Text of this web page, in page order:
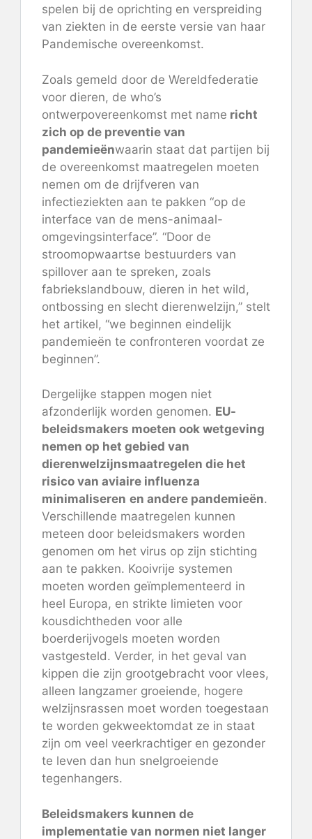
spelen bij de oprichting en verspreiding
van ziekten in de eerste versie van haar
Pandemische overeenkomst.
Zoals gemeld door de Wereldfederatie
voor dieren, de who’s
ontwerpovereenkomst met name richt
zich op de preventie van
pandemieënwaarin staat dat partijen bij
de overeenkomst maatregelen moeten
nemen om de drijfveren van
infectieziekten aan te pakken “op de
interface van de mens-animaal-
omgevingsinterface”. “Door de
stroomopwaartse bestuurders van
spillover aan te spreken, zoals
fabriekslandbouw, dieren in het wild,
ontbossing en slecht dierenwelzijn,” stelt
het artikel, “we beginnen eindelijk
pandemieën te confronteren voordat ze
beginnen”.
Dergelijke stappen mogen niet
afzonderlijk worden genomen. EU-
beleidsmakers moeten ook wetgeving
nemen op het gebied van
dierenwelzijnsmaatregelen die het
risico van aviaire influenza
minimaliseren en andere pandemieën.
Verschillende maatregelen kunnen
meteen door beleidsmakers worden
genomen om het virus op zijn stichting
aan te pakken. Kooivrije systemen
moeten worden geïmplementeerd in
heel Europa, en strikte limieten voor
kousdichtheden voor alle
boerderijvogels moeten worden
vastgesteld. Verder, in het geval van
kippen die zijn grootgebracht voor vlees,
alleen langzamer groeiende, hogere
welzijnsrassen moet worden toegestaan
​​te worden gekweektomdat ze in staat
zijn om veel veerkrachtiger en gezonder
te leven dan hun snelgroeiende
tegenhangers.
Beleidsmakers kunnen de
implementatie van normen niet langer